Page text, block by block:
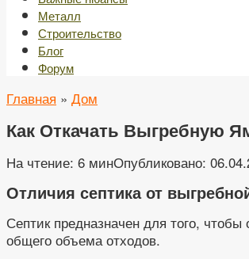
Металл
Строительство
Блог
Форум
Главная » Дом
Как Откачать Выгребную
На чтение: 6 минОпубликовано:
Отличия септика от
Септик предназначен для того,
общего объема отходов.